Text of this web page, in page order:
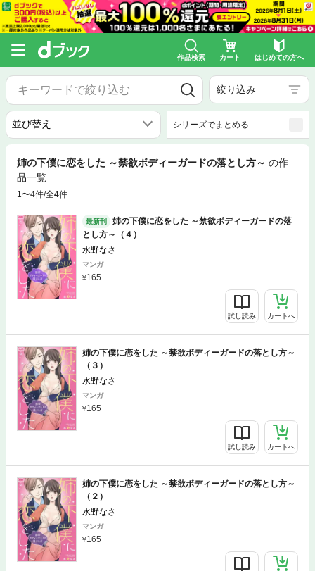
作品検索 カート はじめての方へ
絞り込み
シリーズでまとめる
姉の下僕に恋をした ～禁欲ボディーガードの落とし方～ の作
品一覧
1〜4件/全4件
最新刊
姉の下僕に恋をした ～禁欲ボディーガードの落
とし方～（４）
水野なさ
マンガ
165
試し読み カートへ
姉の下僕に恋をした ～禁欲ボディーガードの落とし方～
（３）
水野なさ
マンガ
165
試し読み カートへ
姉の下僕に恋をした ～禁欲ボディーガードの落とし方～
（２）
水野なさ
マンガ
165